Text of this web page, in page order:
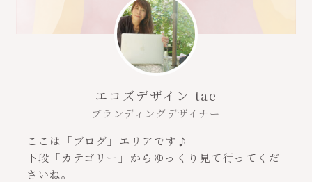
エコズデザイン tae
ブランディングデザイナー
ここは「ブログ」エリアです♪
下段「カテゴリー」からゆっくり見て行ってくだ
さいね。